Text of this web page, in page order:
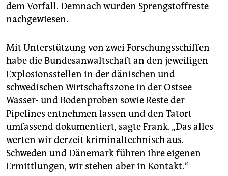
dem Vorfall. Demnach wurden Sprengstoffreste
nachgewiesen.
Mit Unterstützung von zwei Forschungsschiffen
habe die Bundesanwaltschaft an den jeweiligen
Explosionsstellen in der dänischen und
schwedischen Wirtschaftszone in der Ostsee
Wasser- und Bodenproben sowie Reste der
Pipelines entnehmen lassen und den Tatort
umfassend dokumentiert, sagte Frank. „Das alles
werten wir derzeit kriminaltechnisch aus.
Schweden und Dänemark führen ihre eigenen
Ermittlungen, wir stehen aber in Kontakt.“